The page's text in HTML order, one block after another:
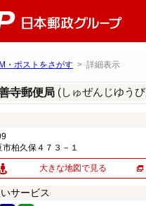
・ポストをさがす > 詳細表示
寺郵便局 (しゅぜんじゆう
柏久保４７３－１
大きな地図で見る
サービス